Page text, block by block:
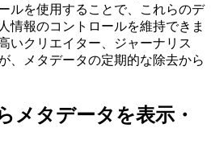
ルを使用することで、これらのデ
情報のコントロールを維持できま
いクリエイター、ジャーナリス
、メタデータの定期的な除去から
メタデータを表示・